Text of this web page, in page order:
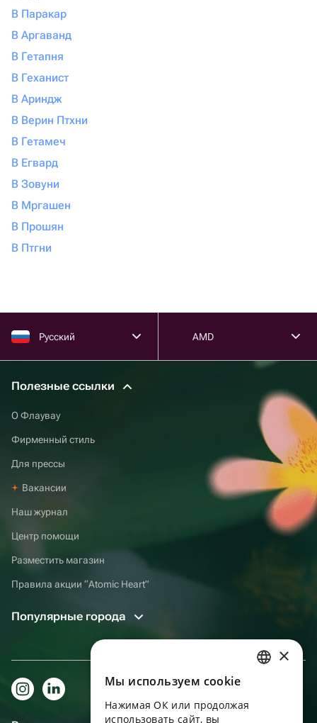
В Паракар
В Аргаванд
В Гетапня
В Геханист
В Ариндж
В Верин Птхни
В Гетамеч
В Егвард
В Зовуни
В Мргашен
В Прошян
В Птгни
Русский AMD
Полезные ссылки
О Флаувау
Фирменный стиль
Для прессы
Вакансии
Наш журнал
Центр помощи
Разместить магазин
Правила акции “Atomic Heart”
Популярные города
ENGLISH
×
Мы используем сookie
Нажимая ОК или продолжая
использовать сайт, вы